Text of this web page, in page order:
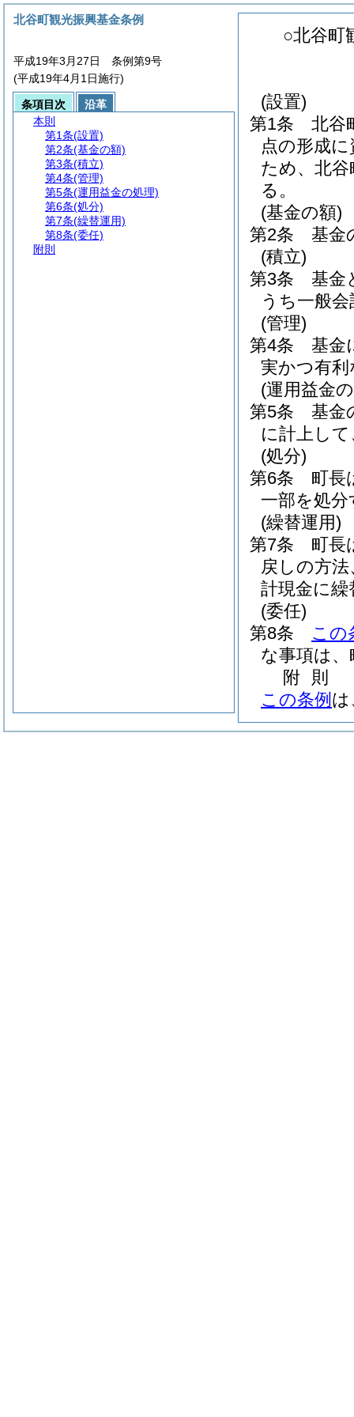
○北谷町
(設置)
第1条
北谷
点の形成
ため、北
る。
(基金の額)
第2条
基金
(積立)
第3条
基金
うち一般
(管理)
第4条
基金
実かつ有
(運用益金
第5条
基金
に計上し
(処分)
第6条
町長
一部を処
(繰替運用)
第7条
町長
戻しの方
計現金に
(委任)
第8条
この
な事項は
附 則
この条例 は
北谷町観光振興基金条例
平成19年3月27日 条例第9号
(平成19年4月1日施行)
条項目次
沿革
本則
第1条(設置)
第2条(基金の額)
第3条(積立)
第4条(管理)
第5条(運用益金の処理)
第6条(処分)
第7条(繰替運用)
第8条(委任)
附則